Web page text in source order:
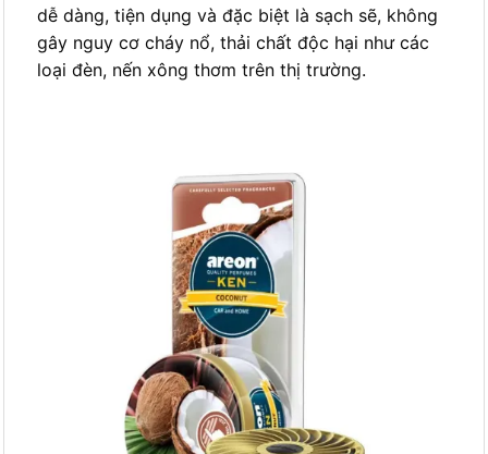
dễ dàng, tiện dụng và đặc biệt là sạch sẽ, không
gây nguy cơ cháy nổ, thải chất độc hại như các
loại đèn, nến xông thơm trên thị trường.